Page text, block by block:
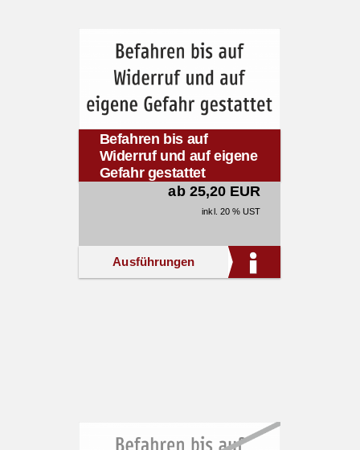
Befahren bis auf
Widerruf und auf eigene
Gefahr gestattet
ab 25,20 EUR
inkl. 20 % UST
Ausführungen